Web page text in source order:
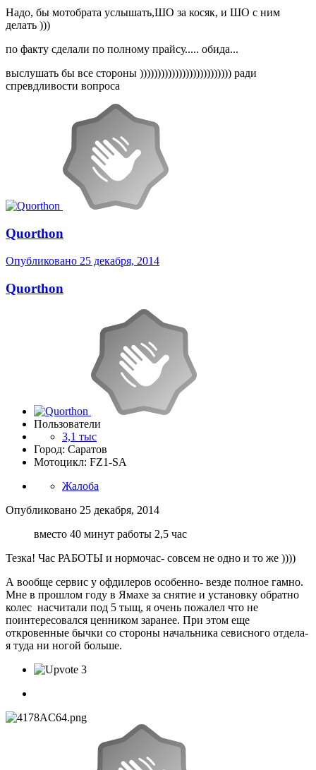
Надо, бы мотобрата услышать,ШО за косяк, и ШО с ним
делать )))
по факту сделали по полному прайсу..... обида...
выслушать бы все стороны )))))))))))))))))))))))))) ради
спревдливости вопроса
Quorthon
Опубликовано 25 декабря, 2014
Quorthon
Пользователи
3,1 тыс
Город: Саратов
Мотоцикл: FZ1-SA
Жалоба
Опубликовано 25 декабря, 2014
вместо 40 минут работы 2,5 час
Тезка! Час РАБОТЫ и нормочас- совсем не одно и то же ))))
А вообще сервис у офдилеров особенно- везде полное гамно.
Мне в прошлом году в Ямахе за снятие и установку обратно
колес насчитали под 5 тыщ, я очень пожалел что не
поинтересовался ценником заранее. При этом еще
откровенные бычки со стороны начальника севисного отдела-
я туда ни ногой больше.
3